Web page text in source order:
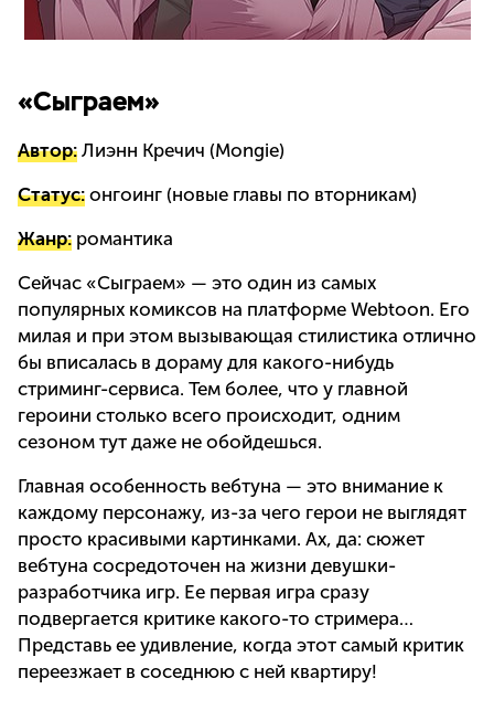
«Сыграем»
Автор: Лиэнн Кречич (Mongie)
Статус: онгоинг (новые главы по вторникам)
Жанр: романтика
Сейчас «Сыграем» — это один из самых
популярных комиксов на платформе Webtoon. Его
милая и при этом вызывающая стилистика отлично
бы вписалась в дораму для какого-нибудь
стриминг-сервиса. Тем более, что у главной
героини столько всего происходит, одним
сезоном тут даже не обойдешься.
Главная особенность вебтуна — это внимание к
каждому персонажу, из-за чего герои не выглядят
просто красивыми картинками. Ах, да: сюжет
вебтуна сосредоточен на жизни девушки-
разработчика игр. Ее первая игра сразу
подвергается критике какого-то стримера…
Представь ее удивление, когда этот самый критик
переезжает в соседнюю с ней квартиру!